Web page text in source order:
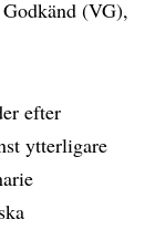
(VG),
efter
ytterligare